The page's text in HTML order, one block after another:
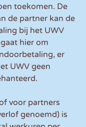
toekomen. De
de partner kan de
bij het UWV
hier om
er
UWV geen
voor partners
genoemd) is